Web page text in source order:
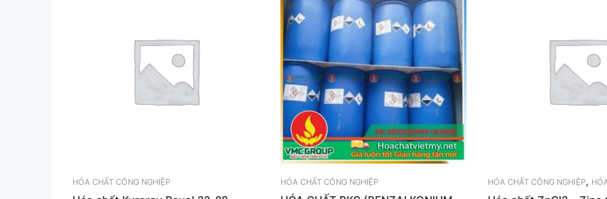
HÓA CHẤT CÔNG NGHIỆP HÓA CHẤT CÔNG NGHIỆP HÓA CHẤT CÔNG NGHIỆP,